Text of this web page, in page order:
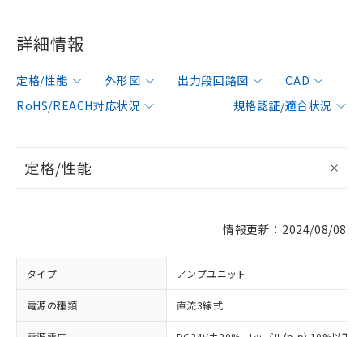
詳細情報
定格/性能 外形図 出力段回路図
CAD
RoHS/REACH対応状況
規格認証/適合状況
定格/性能
情報更新：2024/08/08
タイプ アンプユニット
電源の種類 直流3線式